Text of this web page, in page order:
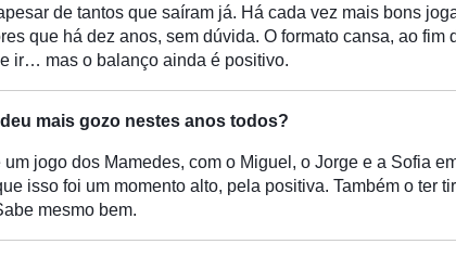
de tantos que saíram já. Há cada vez mais bons
que há dez anos, sem dúvida. O formato cansa, ao
ir… mas o balanço ainda é positivo.
mais gozo nestes anos todos?
um jogo dos Mamedes, com o Miguel, o Jorge e a Sofia
isso foi um momento alto, pela positiva. Também o ter
mesmo bem.